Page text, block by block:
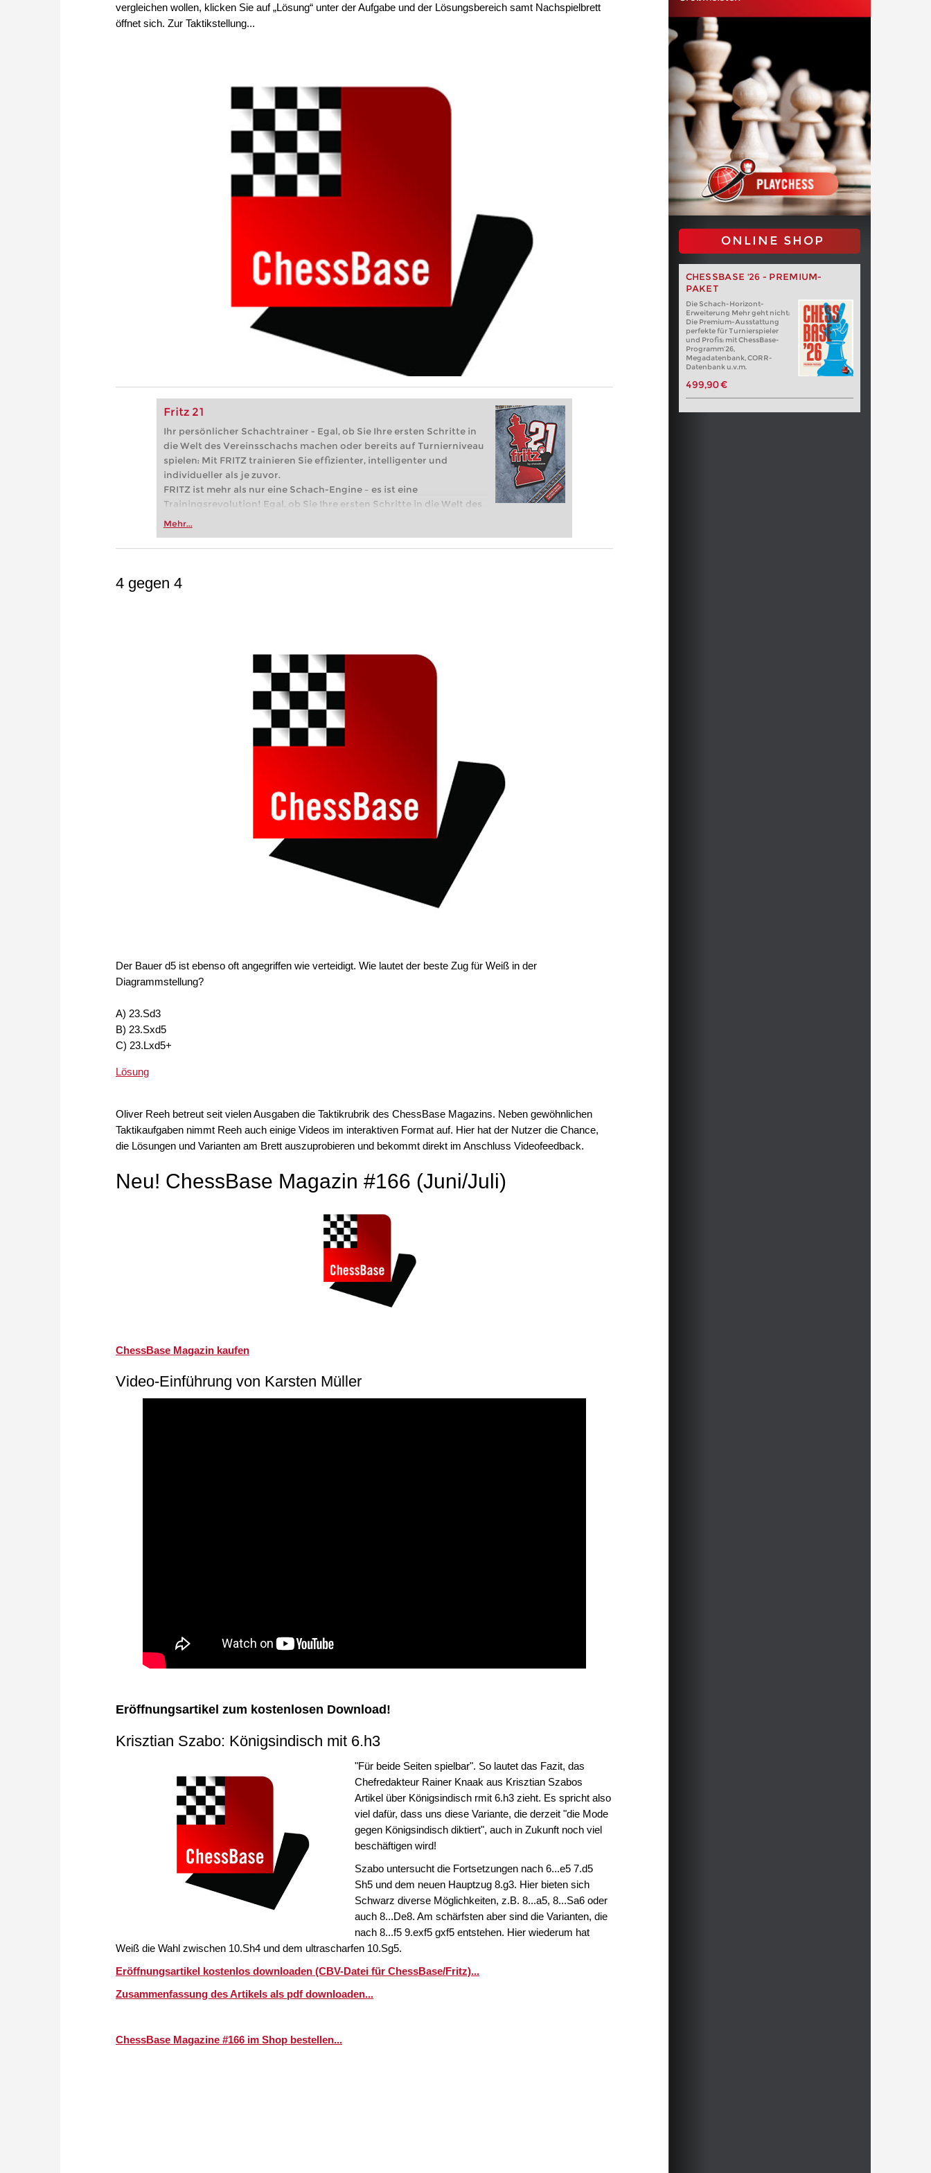
vergleichen wollen, klicken Sie auf „Lösung“ unter der Aufgabe und der Lösungsbereich samt Nachspielbrett
öffnet sich. Zur Taktikstellung...
Fritz 21
Ihr persönlicher Schachtrainer - Egal, ob Sie Ihre ersten Schritte in
die Welt des Vereinsschachs machen oder bereits auf Turnierniveau
spielen: Mit FRITZ trainieren Sie effizienter, intelligenter und
individueller als je zuvor.
FRITZ ist mehr als nur eine Schach-Engine – es ist eine
Trainingsrevolution! Egal, ob Sie Ihre ersten Schritte in die Welt des
Vereinsschachs machen oder bereits auf Turnierniveau spielen: Mit
zuvor.
Mehr...
ONLINE SHOP
CHESSBASE '26 - PREMIUM-
PAKET
Die Schach-Horizont-
Erweiterung Mehr geht nicht:
Die Premium-Ausstattung
perfekte für Turnierspieler
und Profis: mit ChessBase-
Programm’26,
Megadatenbank, CORR-
Datenbank u.v.m.
499,90 €
4 gegen 4
Der Bauer d5 ist ebenso oft angegriffen wie verteidigt. Wie lautet der beste Zug für Weiß in der
Diagrammstellung?
A) 23.Sd3
B) 23.Sxd5
C) 23.Lxd5+
Lösung
Oliver Reeh betreut seit vielen Ausgaben die Taktikrubrik des ChessBase Magazins. Neben gewöhnlichen
Taktikaufgaben nimmt Reeh auch einige Videos im interaktiven Format auf. Hier hat der Nutzer die Chance,
die Lösungen und Varianten am Brett auszuprobieren und bekommt direkt im Anschluss Videofeedback.
Neu! ChessBase Magazin #166 (Juni/Juli)
ChessBase Magazin kaufen
Video-Einführung von Karsten Müller
Eröffnungsartikel zum kostenlosen Download!
Krisztian Szabo: Königsindisch mit 6.h3
"Für beide Seiten spielbar". So lautet das Fazit, das
Chefredakteur Rainer Knaak aus Krisztian Szabos
Artikel über Königsindisch rmit 6.h3 zieht. Es spricht also
viel dafür, dass uns diese Variante, die derzeit "die Mode
gegen Königsindisch diktiert", auch in Zukunft noch viel
beschäftigen wird!
Szabo untersucht die Fortsetzungen nach 6...e5 7.d5
Sh5 und dem neuen Hauptzug 8.g3. Hier bieten sich
Schwarz diverse Möglichkeiten, z.B. 8...a5, 8...Sa6 oder
auch 8...De8. Am schärfsten aber sind die Varianten, die
nach 8...f5 9.exf5 gxf5 entstehen. Hier wiederum hat
Weiß die Wahl zwischen 10.Sh4 und dem ultrascharfen 10.Sg5.
Eröffnungsartikel kostenlos downloaden (CBV-Datei für ChessBase/Fritz)...
Zusammenfassung des Artikels als pdf downloaden...
ChessBase Magazine #166 im Shop bestellen...